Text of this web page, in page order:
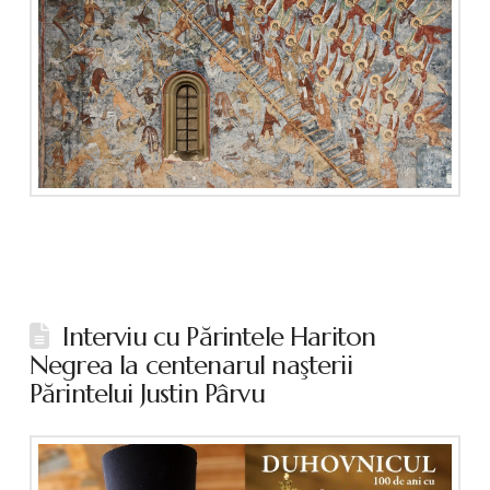
Interviu cu Părintele Hariton
Negrea la centenarul naşterii
Părintelui Justin Pârvu